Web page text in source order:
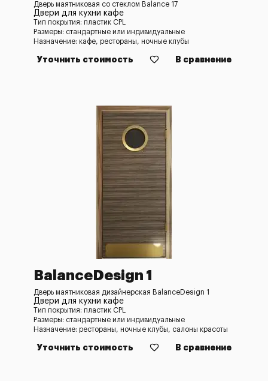
Дверь маятниковая со стеклом Balance 17
Двери для кухни кафе
Тип покрытия: пластик CPL
Размеры: стандартные или индивидуальные
Назначение: кафе, рестораны, ночные клубы
Уточнить стоимость В сравнение
BalanceDesign 1
Дверь маятниковая дизайнерская BalanceDesign 1
Двери для кухни кафе
Тип покрытия: пластик CPL
Размеры: стандартные или индивидуальные
Назначение: рестораны, ночные клубы, салоны красоты
Уточнить стоимость В сравнение